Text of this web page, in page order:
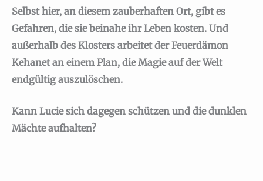
Selbst hier, an diesem zauberhaften Ort, gibt es
Gefahren, die sie beinahe ihr Leben kosten. Und
außerhalb des Klosters arbeitet der Feuerdämon
Kehanet an einem Plan, die Magie auf der Welt
endgültig auszulöschen.
Kann Lucie sich dagegen schützen und die dunklen
Mächte aufhalten?